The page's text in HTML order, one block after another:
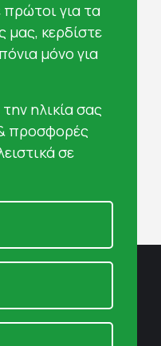
πρώτοι για τα
μας, κερδίστε
μόνο για
ηλικία σας
προσφορές
σε